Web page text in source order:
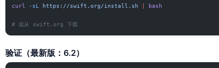
curl
-sL https://swift.org/install.sh bash
# 或从 swift.org 下载
验证（最新版：6.2）